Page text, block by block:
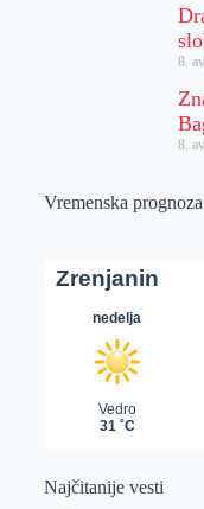
8.
8.
Vremenska prognoza
Najčitanije vesti